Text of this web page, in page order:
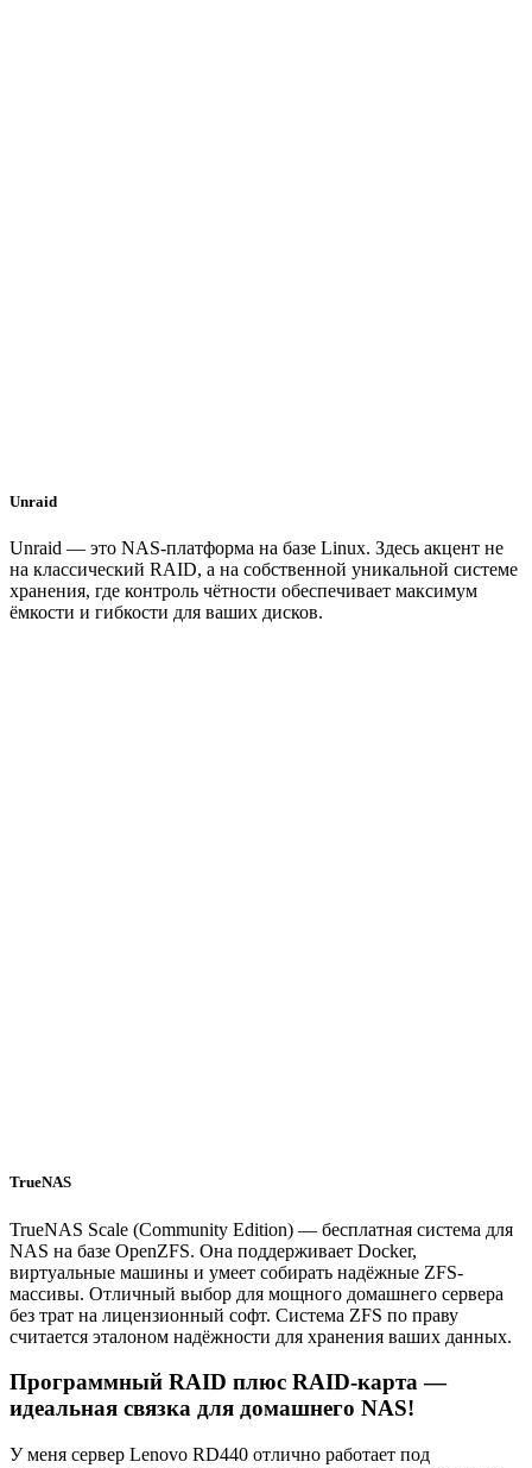
Unraid
Unraid — это NAS-платформа на базе Linux. Здесь акцент не
на классический RAID, а на собственной уникальной системе
хранения, где контроль чётности обеспечивает максимум
ёмкости и гибкости для ваших дисков.
TrueNAS
TrueNAS Scale (Community Edition) — бесплатная система для
NAS на базе OpenZFS. Она поддерживает Docker,
виртуальные машины и умеет собирать надёжные ZFS-
массивы. Отличный выбор для мощного домашнего сервера
без трат на лицензионный софт. Система ZFS по праву
считается эталоном надёжности для хранения ваших данных.
Программный RAID плюс RAID-карта —
идеальная связка для домашнего NAS!
У меня сервер Lenovo RD440 отлично работает под